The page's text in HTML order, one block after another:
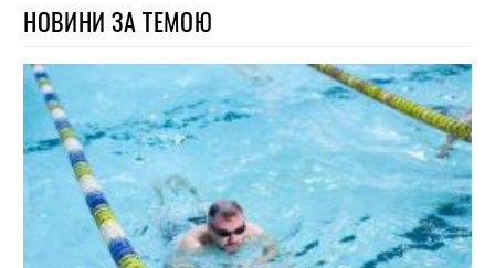
НОВИНИ ЗА ТЕМОЮ